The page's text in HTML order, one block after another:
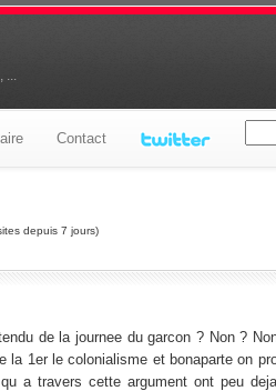
Contact
depuis 7 jours)
de la journee du garcon ? Non ?
1er le colonialisme et bonaparte on
a travers cette argument ont peu deja